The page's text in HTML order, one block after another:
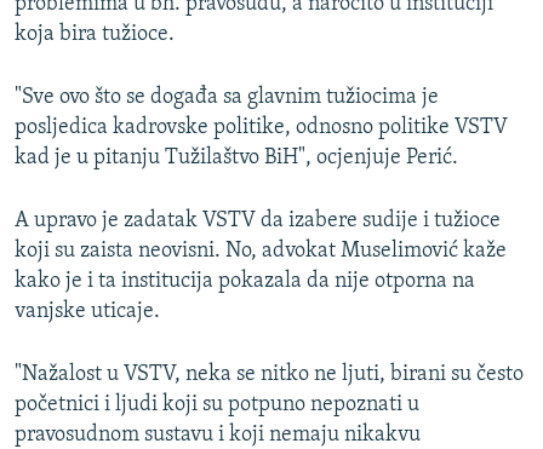
koja bira tužioce.
"Sve ovo što se događa sa glavnim tužiocima je
posljedica kadrovske politike, odnosno politike VSTV
kad je u pitanju Tužilaštvo BiH", ocjenjuje Perić.
A upravo je zadatak VSTV da izabere sudije i tužioce
koji su zaista neovisni. No, advokat Muselimović kaže
kako je i ta institucija pokazala da nije otporna na
vanjske uticaje.
"Nažalost u VSTV, neka se nitko ne ljuti, birani su često
početnici i ljudi koji su potpuno nepoznati u
pravosudnom sustavu i koji nemaju nikakvu